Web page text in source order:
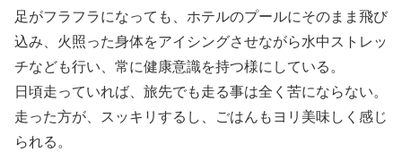
足がフラフラになっても、ホテルのプールにそのまま飛び
込み、火照った身体をアイシングさせながら水中ストレッ
チなども行い、常に健康意識を持つ様にしている。
日頃走っていれば、旅先でも走る事は全く苦にならない。
走った方が、スッキリするし、ごはんもヨリ美味しく感じ
られる。